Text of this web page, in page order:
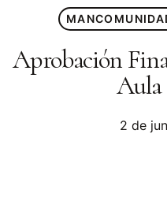
Aprobación
2 de